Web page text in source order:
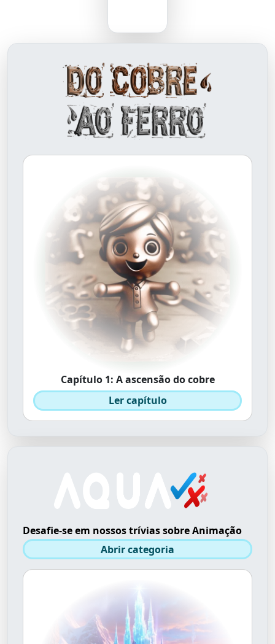
Capítulo 1: A ascensão do cobre
Ler capítulo
Desafie-se em nossos trívias sobre Animação
Abrir categoria